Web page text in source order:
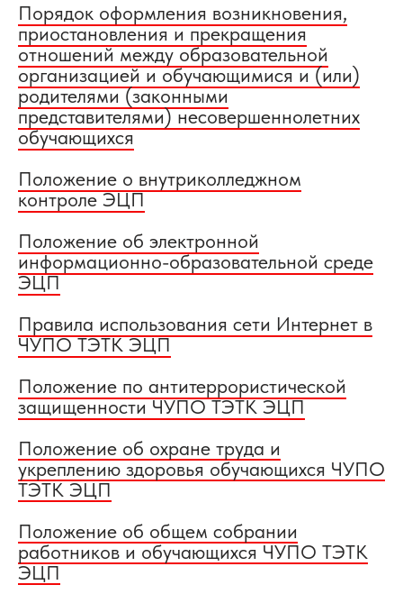
Порядок оформления возникновения,
приостановления и прекращения
отношений между образовательной
организацией и обучающимися и (или)
родителями (законными
представителями) несовершеннолетних
обучающихся
Положение о внутриколледжном
контроле ЭЦП
Положение об электронной
информационно-образовательной среде
ЭЦП
Правила использования сети Интернет в
ЧУПО ТЭТК ЭЦП
Положение по антитеррористической
защищенности ЧУПО ТЭТК ЭЦП
Положение об охране труда и
укреплению здоровья обучающихся ЧУПО
ТЭТК ЭЦП
Положение об общем собрании
работников и обучающихся ЧУПО ТЭТК
ЭЦП